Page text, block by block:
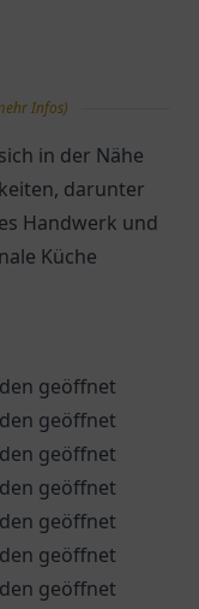
Infos)
in der Nähe
darunter
Handwerk und
Küche
geöffnet
geöffnet
geöffnet
geöffnet
geöffnet
geöffnet
geöffnet